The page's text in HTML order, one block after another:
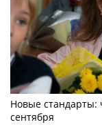
Новые стандарты:
сентября